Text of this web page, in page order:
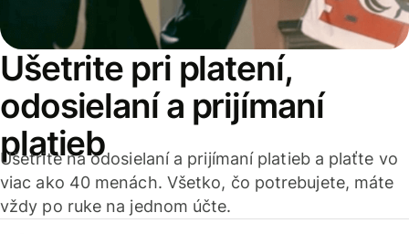
Ušetrite pri platení,
odosielaní a prijímaní
platieb
Ušetrite na odosielaní a prijímaní platieb a plaťte vo
viac ako 40 menách. Všetko, čo potrebujete, máte
vždy po ruke na jednom účte.